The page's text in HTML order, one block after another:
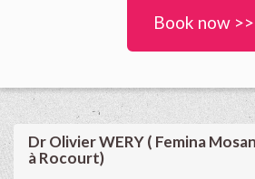
Book now >>
Dr Olivier WERY ( Femina
à Rocourt)